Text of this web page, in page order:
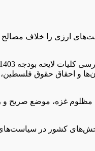
ارزی را خلاف
و احقاق حقوق فلسطین،
مظلوم غزه، موضع صریح و
بخش‌های کشور در